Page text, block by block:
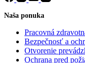
Naša ponuka
Pracovná
Bezpečnosť a
Otvorenie
Ochrana pred